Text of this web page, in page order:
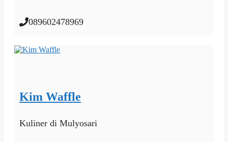
089602478969
Kim Waffle
Kuliner di Mulyosari